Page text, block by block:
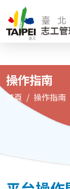
操作指南
首頁 操作指南